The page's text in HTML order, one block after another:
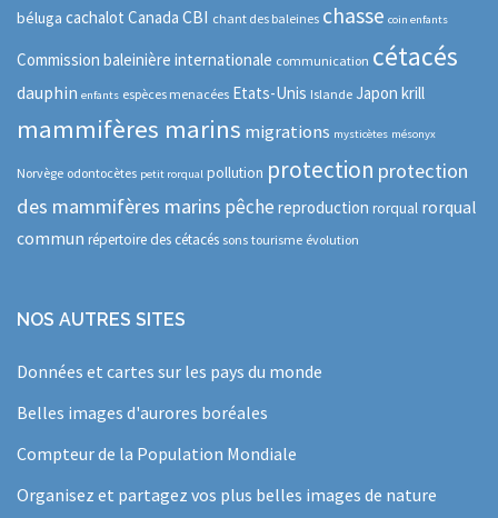
béluga cachalot Canada CBI chant des baleines chasse coin enfants
Commission baleinière internationale communication cétacés
dauphin enfants espèces menacées Etats-Unis Islande Japon krill
mammifères marins migrations mysticètes mésonyx
Norvège odontocètes petit rorqual pollution protection protection
des mammifères marins pêche reproduction rorqual rorqual
commun répertoire des cétacés sons tourisme évolution
NOS AUTRES SITES
Données et cartes sur les pays du monde
Belles images d'aurores boréales
Compteur de la Population Mondiale
Organisez et partagez vos plus belles images de nature